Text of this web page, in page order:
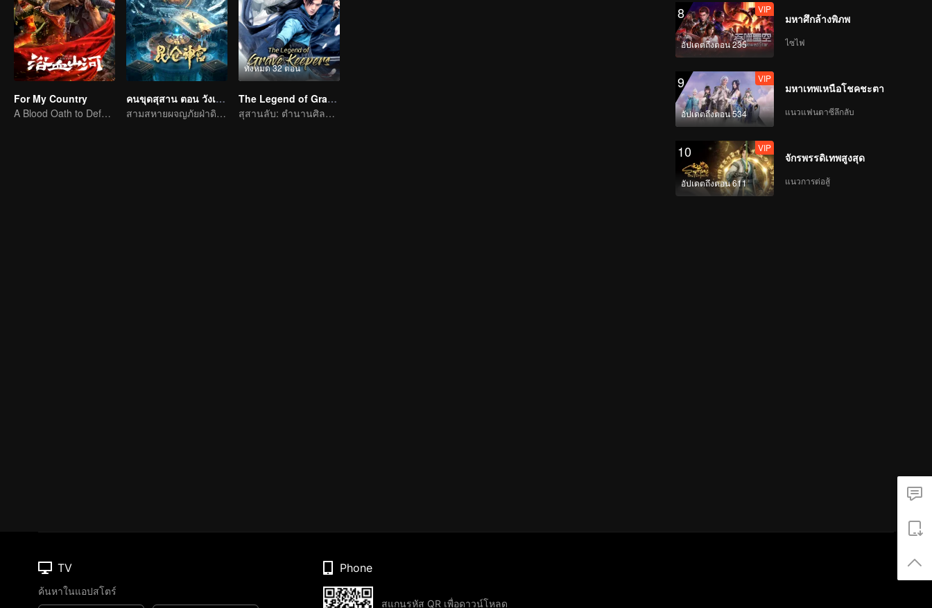
For My Country
A Blood Oath to Defend the Homeland
คนขุดสุสาน ตอน วังเทพคุนหลุน
สามสหายผจญภัยฝ่าดินแดนลึกลับคุนหลุน
ทั้งหมด 32 ตอน
The Legend of Grave Keepers
สุสานลับ: ตำนานศิลปะการต่อสู้
8
อัปเดตถึงตอน 235
VIP
มหาศึกล้างพิภพ
ไซไฟ
9
อัปเดตถึงตอน 534
VIP
มหาเทพเหนือโชคชะตา
แนวแฟนตาซีลึกลับ
10
อัปเดตถึงตอน 611
VIP
จักรพรรดิเทพสูงสุด
แนวการต่อสู้
TV
ค้นหาในแอปสโตร์
Phone
สแกนรหัส QR เพื่อดาวน์โหลด